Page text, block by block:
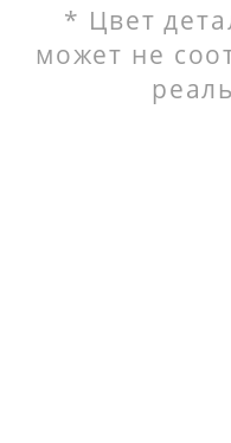
* Цвет
может не